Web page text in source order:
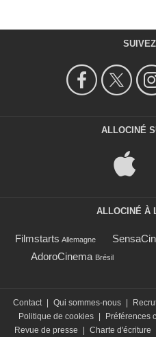
ALLOCINÉ
ALLOCINÉ À
Filmstarts Allemagne
AdoroCinema Brésil
Contact Qui sommes-nous
Politique de cookies
Préférences
Revue de presse
Charte d'écriture